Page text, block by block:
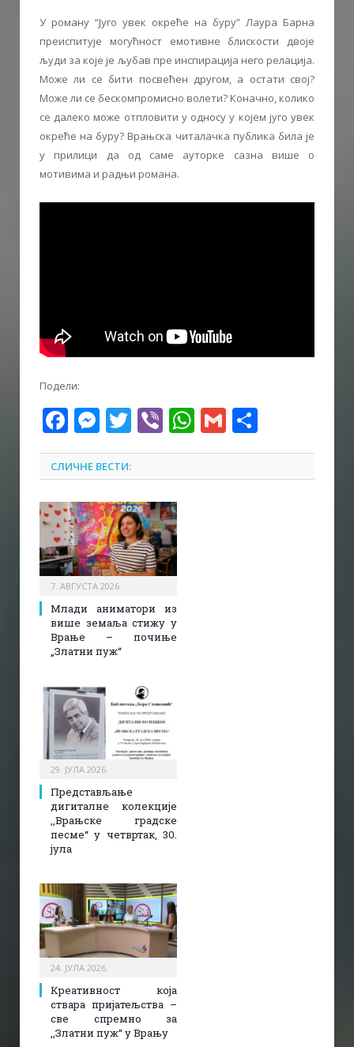
У роману “Југо увек окреће на буру” Лаура Барна
преиспитује могућност емотивне блискости двоје
људи за које је љубав пре инспирација него релација.
Може ли се бити посвећен другом, а остати свој?
Може ли се бескомпромисно волети? Коначно, колико
се далеко може отпловити у односу у којем југо увек
окреће на буру? Врањска читалачка публика била је
у прилици да од саме ауторке сазна више о
мотивима и радњи романа.
Подели:
Facebook
Messenger
Twitter
ViberWhatsApp
Gmail
СЛИЧНЕ ВЕСТИ:
7. АВГУСТА 2026.
Млади аниматори из
више земаља стижу у
Врање – почиње
„Златни пуж“
29. ЈУЛА 2026.
Представљање
дигиталне колекције
,,Врањске градске
песме“ у четвртак, 30.
јула
24. ЈУЛА 2026.
Креативност која
ствара пријатељства –
све спремно за
,,Златни пуж“ у Врању